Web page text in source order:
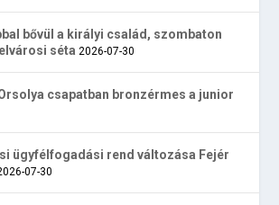
bővül a királyi család, szombaton
séta 2026-07-30
csapatban bronzérmes a junior
ügyfélfogadási rend változása Fejér
07-30